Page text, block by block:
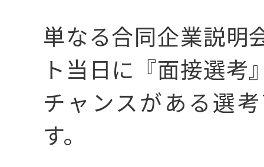
03
メッセージ
単なる合同企業説明
ト当日に『面接選考
チャンスがある選
す。